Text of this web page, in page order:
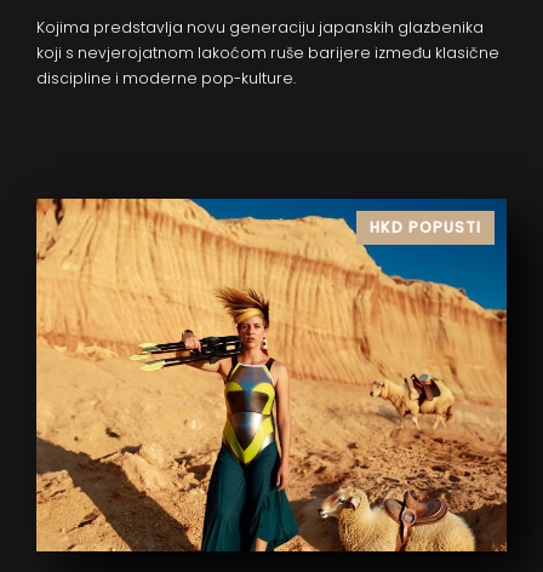
Kojima predstavlja novu generaciju japanskih glazbenika
koji s nevjerojatnom lakoćom ruše barijere između klasične
discipline i moderne pop-kulture.
HKD POPUSTI